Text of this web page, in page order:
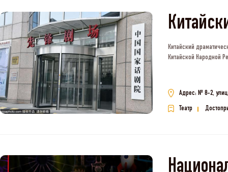
Китайский
Китайской Народной
Адрес: № 8-2,
Театр